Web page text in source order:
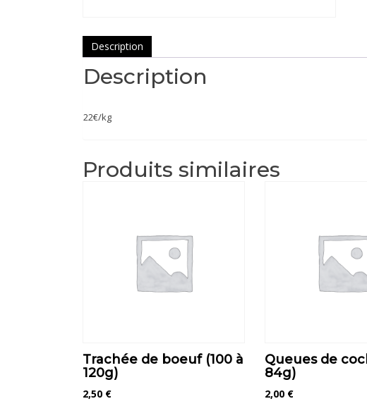
Description
Description
22€/kg
Produits similaires
Trachée de boeuf (100 à
120g)
2,50 €
Queues de
84g)
2,00 €